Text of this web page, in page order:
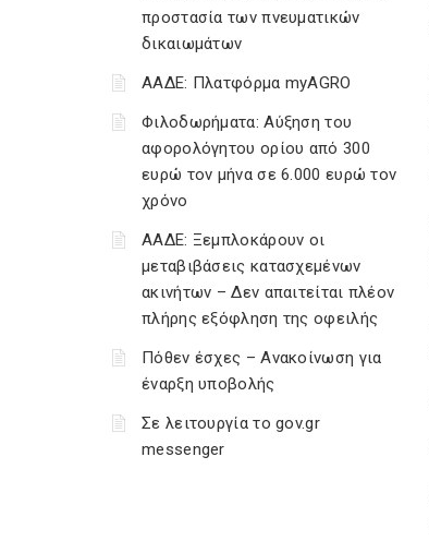
προστασία των πνευματικών
δικαιωμάτων
ΑΑΔΕ: Πλατφόρμα myAGRO
Φιλοδωρήματα: Αύξηση του
αφορολόγητου ορίου από 300
ευρώ τον μήνα σε 6.000 ευρώ τον
χρόνο
ΑΑΔΕ: Ξεμπλοκάρουν οι
μεταβιβάσεις κατασχεμένων
ακινήτων – Δεν απαιτείται πλέον
πλήρης εξόφληση της οφειλής
Πόθεν έσχες – Ανακοίνωση για
έναρξη υποβολής
Σε λειτουργία το gov.gr
messenger